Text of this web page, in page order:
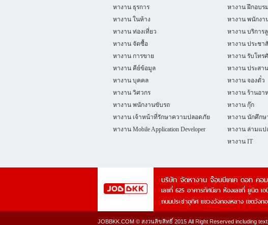
หางาน ธุรการ
หางาน ในห้าง
หางาน ท่องเที่ยว
หางาน จัดซื้อ
หางาน การขาย
หางาน คีย์ข้อมูล
หางาน บุคคล
หางาน วิศวกร
หางาน พนักงานขับรถ
หางาน เจ้าหน้าที่รักษาความปลอดภัย
หางาน Mobile Application Developer
หางาน ฝึกอบรม
หางาน พนักงา
หางาน บริการ
หางาน ประชา
หางาน รับโทร
หางาน ประสา
หางาน จองตั๋ว
หางาน ร้านอา
หางาน กุ๊ก
หางาน นักศึกษ
หางาน ล่ามแป
หางาน IT
บริษัท จัดหางาน จ๊อบบีเคเค ดอท คอ
เลขที่ 625 อาคารทัศนียา ห้องเลขที่ ยูนิต
ถนนประชาอุทิศ แขวงวังทองหลาง เขตวังท
JOBBKK.COM © สงวนลิขสิทธิ์ 2015 All Right Reserved including